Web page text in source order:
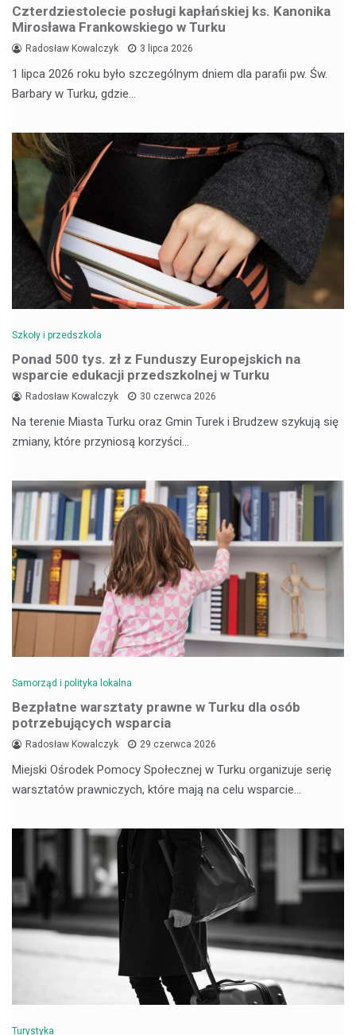
Czterdziestolecie posługi kapłańskiej ks. Kanonika
Mirosława Frankowskiego w Turku
Radosław Kowalczyk 3 lipca 2026
1 lipca 2026 roku było szczególnym dniem dla parafii pw. Św.
Barbary w Turku, gdzie…
Szkoły i przedszkola
Ponad 500 tys. zł z Funduszy Europejskich na
wsparcie edukacji przedszkolnej w Turku
Radosław Kowalczyk 30 czerwca 2026
Na terenie Miasta Turku oraz Gmin Turek i Brudzew szykują się
zmiany, które przyniosą korzyści…
Samorząd i polityka lokalna
Bezpłatne warsztaty prawne w Turku dla osób
potrzebujących wsparcia
Radosław Kowalczyk 29 czerwca 2026
Miejski Ośrodek Pomocy Społecznej w Turku organizuje serię
warsztatów prawniczych, które mają na celu wsparcie…
Turystyka